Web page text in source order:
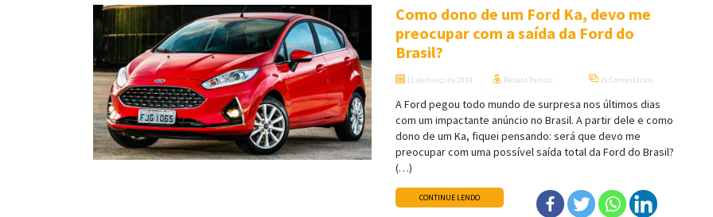
Como dono de um Ford Ka, devo me
preocupar com a saída da Ford do
Brasil?
11 de março de 2019 Renato Parizzi 16 Comentários
A Ford pegou todo mundo de surpresa nos últimos dias
com um impactante anúncio no Brasil. A partir dele e como
dono de um Ka, fiquei pensando: será que devo me
preocupar com uma possível saída total da Ford do Brasil?
(…)
CONTINUE LENDO